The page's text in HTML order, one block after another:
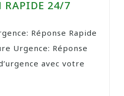
RAPIDE 24/7
Réponse Rapide
Urgence: Réponse
avec votre